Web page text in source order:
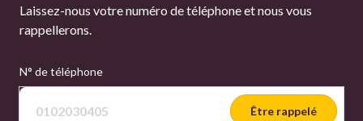
Laissez-nous votre numéro de téléphone et nous vous
rappellerons.
N° de téléphone
Être rappelé